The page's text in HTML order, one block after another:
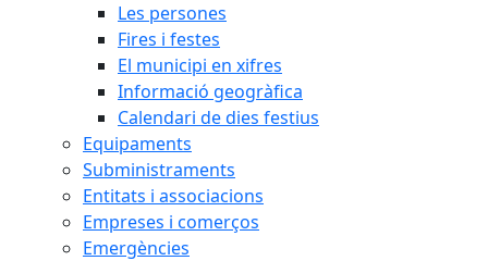
Les persones
Fires i festes
El municipi en xifres
Informació geogràfica
Calendari de dies festius
Equipaments
Subministraments
Entitats i associacions
Empreses i comerços
Emergències